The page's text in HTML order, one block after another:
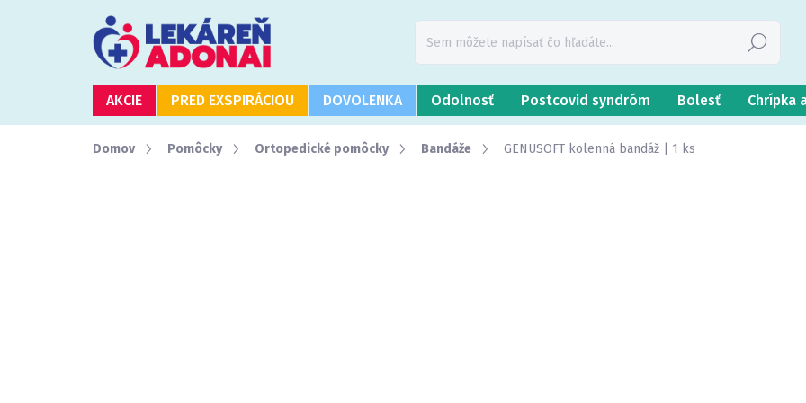
Hľadať
AKCIE PRED EXSPIRÁCIOU DOVOLENKA Odolnosť Postcovid syndróm Bolesť Chrípka
Domov Pomôcky Ortopedické pomôcky Bandáže GENUSOFT kolenná bandáž | 1 ks